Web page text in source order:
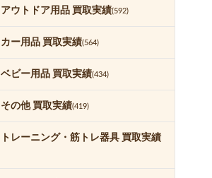
アウトドア用品 買取実績(592)
カー用品 買取実績(564)
ベビー用品 買取実績(434)
その他 買取実績(419)
トレーニング・筋トレ器具 買取実績